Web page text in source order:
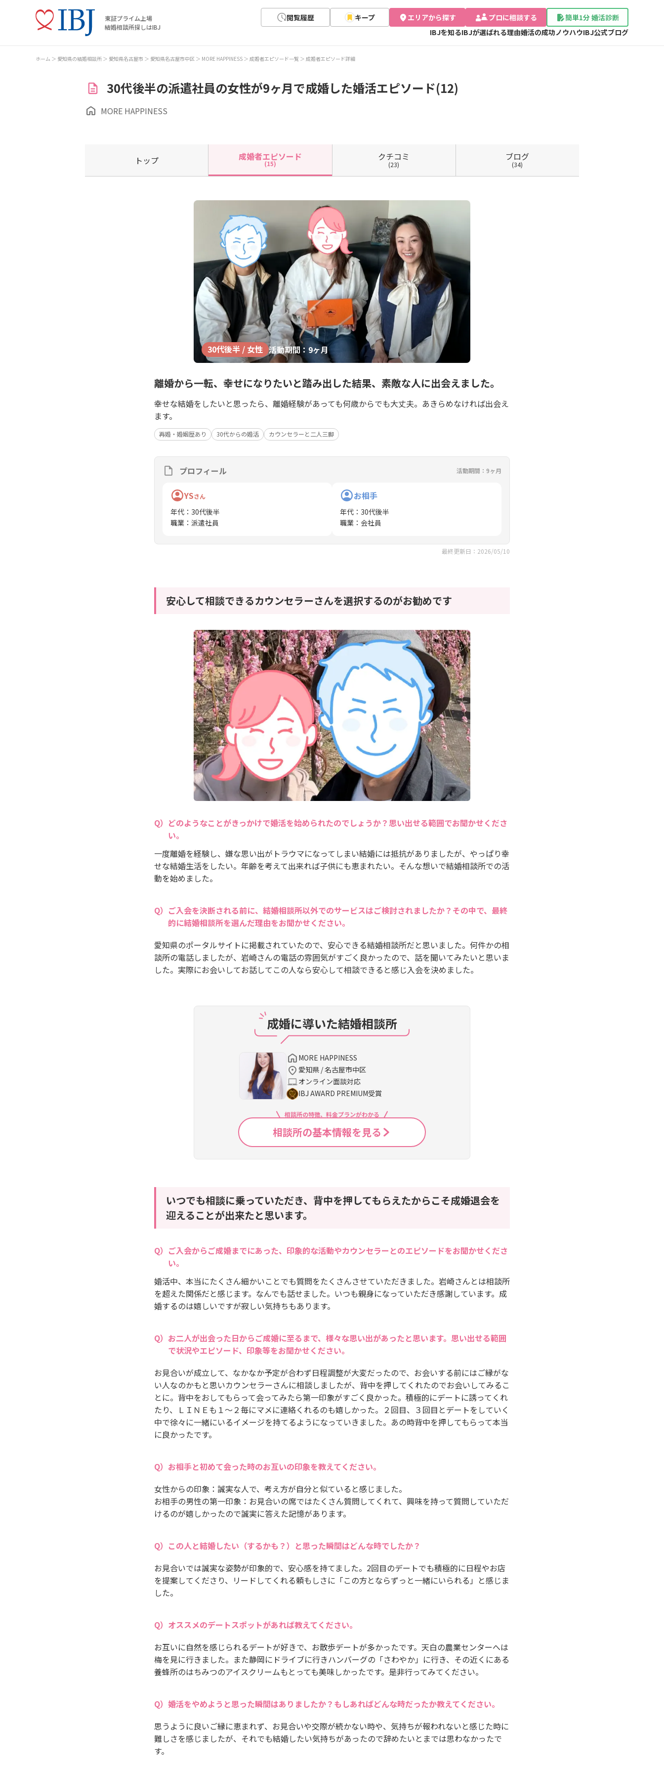
東証プライム上場
結婚相談所探しはIBJ
閲覧履歴 キープ エリアから探す プロに相談する
簡単1分 婚活診断
IBJを知るIBJが選ばれる理由婚活の成功ノウハウIBJ公式ブログ
ホーム 愛知県の結婚相談所 愛知県名古屋市 愛知県名古屋市中区 MORE HAPPINESS 成婚者エピソード一覧 成婚者エピソード詳細
30代後半の派遣社員の女性が9ヶ月で成婚した婚活エピソード(12)
MORE HAPPINESS
トップ 成婚者エピソード
(15)
クチコミ
(23)
ブログ
(34)
30代後半 / 女性 活動期間：9ヶ月
離婚から一転、幸せになりたいと踏み出した結果、素敵な人に出会えました。
幸せな結婚をしたいと思ったら、離婚経験があっても何歳からでも大丈夫。あきらめなければ出会え
ます。
再婚・婚姻歴あり 30代からの婚活 カウンセラーと二人三脚
プロフィール 活動期間：9ヶ月
YSさん
年代 ： 30代後半
職業 ： 派遣社員
お相手
年代 ： 30代後半
職業 ： 会社員
最終更新日：2026/05/10
安心して相談できるカウンセラーさんを選択するのがお勧めです
どのようなことがきっかけで婚活を始められたのでしょうか？思い出せる範囲でお聞かせくださ
い。
一度離婚を経験し、嫌な思い出がトラウマになってしまい結婚には抵抗がありましたが、やっぱり幸
せな結婚生活をしたい。年齢を考えて出来れば子供にも恵まれたい。そんな想いで結婚相談所での活
動を始めました。
ご入会を決断される前に、結婚相談所以外でのサービスはご検討されましたか？その中で、最終
的に結婚相談所を選んだ理由をお聞かせください。
愛知県のポータルサイトに掲載されていたので、安心できる結婚相談所だと思いました。何件かの相
談所の電話しましたが、岩崎さんの電話の雰囲気がすごく良かったので、話を聞いてみたいと思いま
した。実際にお会いしてお話してこの人なら安心して相談できると感じ入会を決めました。
成婚に導いた結婚相談所
MORE HAPPINESS
愛知県 / 名古屋市中区
オンライン面談対応
IBJ AWARD PREMIUM受賞
相談所の特徴、料金プランがわかる
相談所の基本情報を見る
いつでも相談に乗っていただき、背中を押してもらえたからこそ成婚退会を
迎えることが出来たと思います。
ご入会からご成婚までにあった、印象的な活動やカウンセラーとのエピソードをお聞かせくださ
い。
婚活中、本当にたくさん細かいことでも質問をたくさんさせていただきました。岩崎さんとは相談所
を超えた関係だと感じます。なんでも話せました。いつも親身になっていただき感謝しています。成
婚するのは嬉しいですが寂しい気持ちもあります。
お二人が出会った日からご成婚に至るまで、様々な思い出があったと思います。思い出せる範囲
で状況やエピソード、印象等をお聞かせください。
お見合いが成立して、なかなか予定が合わず日程調整が大変だったので、お会いする前にはご縁がな
い人なのかもと思いカウンセラーさんに相談しましたが、背中を押してくれたのでお会いしてみるこ
とに。背中をおしてもらって会ってみたら第一印象がすごく良かった。積極的にデートに誘ってくれ
たり、ＬＩＮＥも１～２毎にマメに連絡くれるのも嬉しかった。２回目、３回目とデートをしていく
中で徐々に一緒にいるイメージを持てるようになっていきました。あの時背中を押してもらって本当
に良かったです。
お相手と初めて会った時のお互いの印象を教えてください。
女性からの印象：誠実な人で、考え方が自分と似ていると感じました。
お相手の男性の第一印象：お見合いの席ではたくさん質問してくれて、興味を持って質問していただ
けるのが嬉しかったので誠実に答えた記憶があります。
この人と結婚したい（するかも？）と思った瞬間はどんな時でしたか？
お見合いでは誠実な姿勢が印象的で、安心感を持てました。2回目のデートでも積極的に日程やお店
を提案してくださり、リードしてくれる頼もしさに「この方とならずっと一緒にいられる」と感じま
した。
オススメのデートスポットがあれば教えてください。
お互いに自然を感じられるデートが好きで、お散歩デートが多かったです。天白の農業センターへは
梅を見に行きました。また静岡にドライブに行きハンバーグの「さわやか」に行き、その近くにある
養蜂所のはちみつのアイスクリームもとっても美味しかったです。是非行ってみてください。
婚活をやめようと思った瞬間はありましたか？もしあればどんな時だったか教えてください。
思うように良いご縁に恵まれず、お見合いや交際が続かない時や、気持ちが報われないと感じた時に
難しさを感じましたが、それでも結婚したい気持ちがあったので辞めたいとまでは思わなかったで
す。